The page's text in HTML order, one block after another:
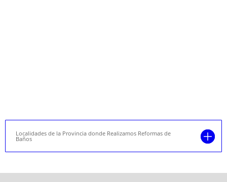
Localidades de la Provincia donde Realizamos Reformas de
Baños